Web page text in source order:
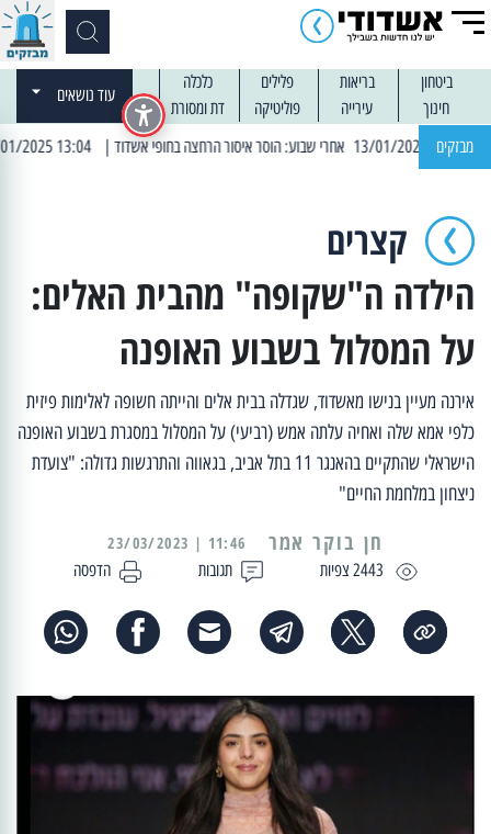
ביטחון בריאות פלילים
כלכלה
חינוך
עירייה פוליטיקה דת ומסורת
עוד נושאים
מבזקים | 13:04 14/01/2025 עובדים בלילות: עבודות קרצוף וריבוד אספלט
קצרים
הילדה ה"שקופה" מהבית האלים:
על המסלול בשבוע האופנה
אירנה מעיין בנישו מאשדוד, שגדלה בבית אלים והייתה חשופה לאלימות פיזית
כלפי אמא שלה ואחיה עלתה אמש (רביעי) על המסלול במסגרת בשבוע האופנה
הישראלי שהתקיים בהאנגר 11 בתל אביב, בגאווה והתרגשות גדולה: "צועדת
ניצחון במלחמת החיים"
2443 צפיות תגובות הדפסה
11:46 | 23/03/2023